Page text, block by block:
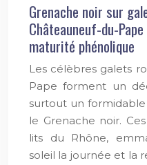
Grenache noir sur
Châteauneuf-du-
maturité phénolique
Les célèbres galets
Pape forment un
surtout un
le Grenache noir.
lits du Rhône,
soleil la journée et la